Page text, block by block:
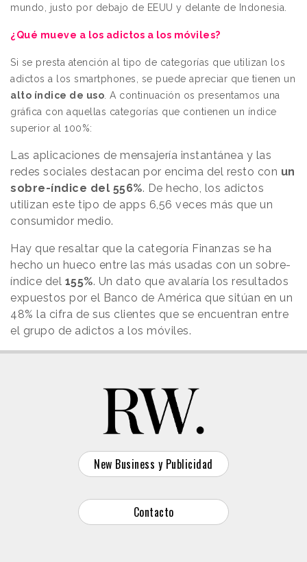
mundo, justo por debajo de EEUU y delante de Indonesia.
¿Qué mueve a los adictos a los móviles?
Si se presta atención al tipo de categorías que utilizan los
adictos a los smartphones, se puede apreciar que tienen un
alto índice de uso. A continuación os presentamos una
gráfica con aquellas categorías que contienen un índice
superior al 100%:
Las aplicaciones de mensajería instantánea y las
redes sociales destacan por encima del resto con un
sobre-índice del 556%. De hecho, los adictos
utilizan este tipo de apps 6,56 veces más que un
consumidor medio.
Hay que resaltar que la categoría Finanzas se ha
hecho un hueco entre las más usadas con un sobre-
índice del 155%. Un dato que avalaría los resultados
expuestos por el Banco de América que sitúan en un
48% la cifra de sus clientes que se encuentran entre
el grupo de adictos a los móviles.
New Business y Publicidad
Contacto